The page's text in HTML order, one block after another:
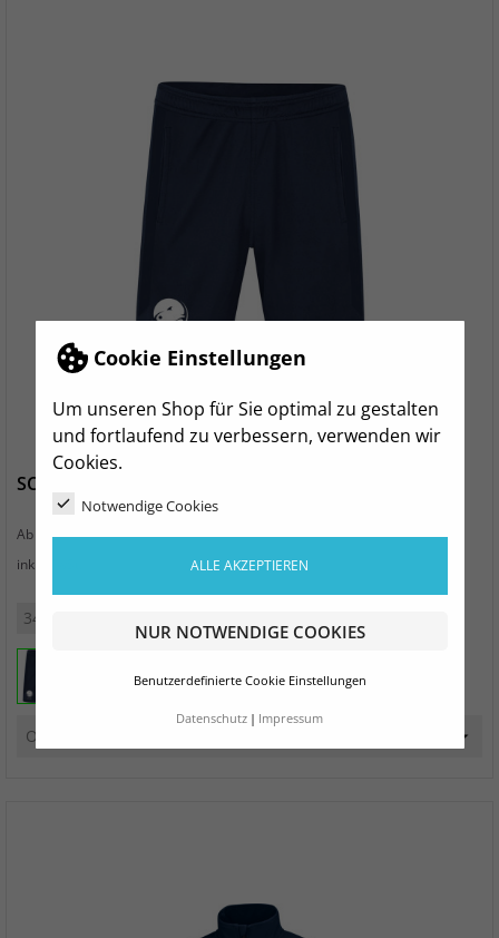
Cookie Einstellungen
Um unseren Shop für Sie optimal zu gestalten
und fortlaufend zu verbessern, verwenden wir
Cookies.
Notwendige Cookies
ALLE AKZEPTIEREN
NUR NOTWENDIGE COOKIES
Benutzerdefinierte Cookie Einstellungen
Datenschutz Impressum
SC Chemnitz Damen Short marine
Ab Preis
27,99 €
inkl. MwSt.
34